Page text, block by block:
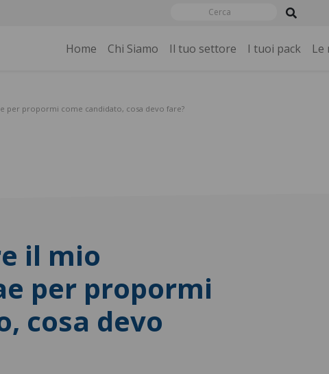
Home Chi Siamo Il tuo settore I tuoi pack Le
per propormi come candidato, cosa devo fare?
il mio
per propormi
cosa devo